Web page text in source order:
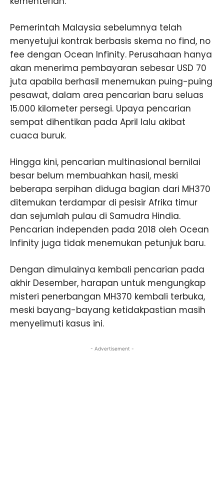
Pemerintah Malaysia sebelumnya telah
menyetujui kontrak berbasis skema no find, no
fee dengan Ocean Infinity. Perusahaan hanya
akan menerima pembayaran sebesar USD 70
juta apabila berhasil menemukan puing-puing
pesawat, dalam area pencarian baru seluas
15.000 kilometer persegi. Upaya pencarian
sempat dihentikan pada April lalu akibat
cuaca buruk.
Hingga kini, pencarian multinasional bernilai
besar belum membuahkan hasil, meski
beberapa serpihan diduga bagian dari MH370
ditemukan terdampar di pesisir Afrika timur
dan sejumlah pulau di Samudra Hindia.
Pencarian independen pada 2018 oleh Ocean
Infinity juga tidak menemukan petunjuk baru.
Dengan dimulainya kembali pencarian pada
akhir Desember, harapan untuk mengungkap
misteri penerbangan MH370 kembali terbuka,
meski bayang-bayang ketidakpastian masih
menyelimuti kasus ini.
- Advertisement -